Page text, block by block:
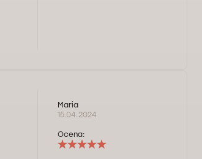
Maria
15.04.2024
Ocena: